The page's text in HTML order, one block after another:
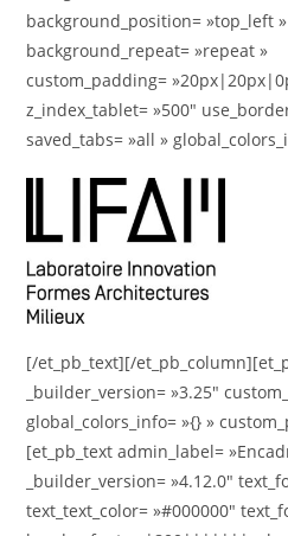
background_position= »top_left »
background_repeat= »repeat »
custom_padding=
z_index_tablet= »500″
saved_tabs= »all »
[/et_pb_text][/
_builder_version= »3.25″
global_colors_info= »{} »
[et_pb_text admin_label=
_builder_version= »4.12.0″
text_text_color= »#000000″